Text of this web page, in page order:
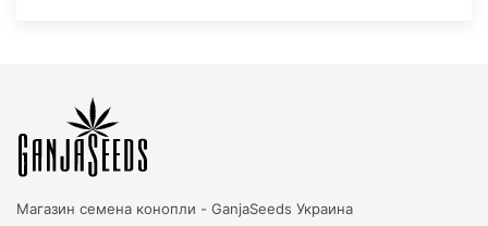
Магазин семена конопли - GanjaSeeds Украина